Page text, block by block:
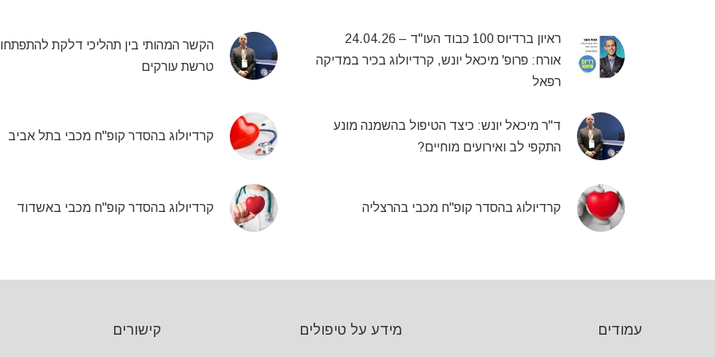
ראיון ברדיוס 100 כבוד העו"ד – 24.04.26
אורח: פרופ' מיכאל יונש, קרדיולוג בכיר במדיקה
רפאל
הקשר המהותי בין תהליכי דלקת
טרשת עורקים
ד"ר מיכאל יונש: כיצד הטיפול בהשמנה מונע
התקפי לב ואירועים מוחיים?
קרדיולוג בהסדר קופ"ח מכבי בתל אביב
קרדיולוג בהסדר קופ"ח מכבי בהרצליה קרדיולוג בהסדר קופ"ח מכבי באשדוד
עמודים מידע על טיפולים קישורים